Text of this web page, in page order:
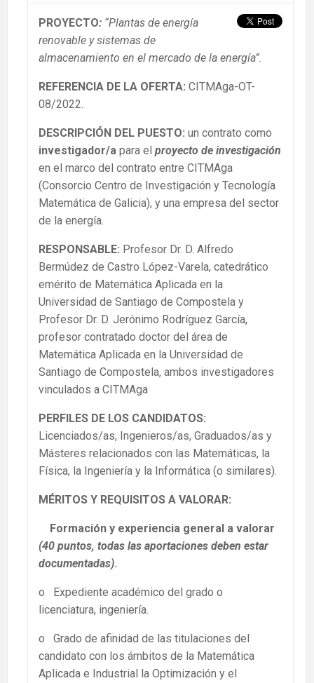
PROYECTO: “Plantas de energía
renovable y sistemas de
almacenamiento en el mercado de la energía”.
REFERENCIA DE LA OFERTA: CITMAga-OT-
08/2022.
DESCRIPCIÓN DEL PUESTO: un contrato como
investigador/a para el proyecto de investigación
en el marco del contrato entre CITMAga
(Consorcio Centro de Investigación y Tecnología
Matemática de Galicia), y una empresa del sector
de la energía.
RESPONSABLE: Profesor Dr. D. Alfredo
Bermúdez de Castro López-Varela, catedrático
emérito de Matemática Aplicada en la
Universidad de Santiago de Compostela y
Profesor Dr. D. Jerónimo Rodríguez García,
profesor contratado doctor del área de
Matemática Aplicada en la Universidad de
Santiago de Compostela, ambos investigadores
vinculados a CITMAga
PERFILES DE LOS CANDIDATOS:
Licenciados/as, Ingenieros/as, Graduados/as y
Másteres relacionados con las Matemáticas, la
Física, la Ingeniería y la Informática (o similares).
MÉRITOS Y REQUISITOS A VALORAR:
Formación y experiencia general a valorar
(40 puntos, todas las aportaciones deben estar
documentadas).
o Expediente académico del grado o
licenciatura, ingeniería.
o Grado de afinidad de las titulaciones del
candidato con los ámbitos de la Matemática
Aplicada e Industrial la Optimización y el